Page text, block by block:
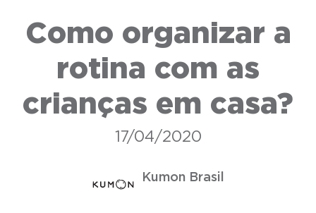
Como organizar a
rotina com as
crianças em casa?
17/04/2020
Kumon Brasil